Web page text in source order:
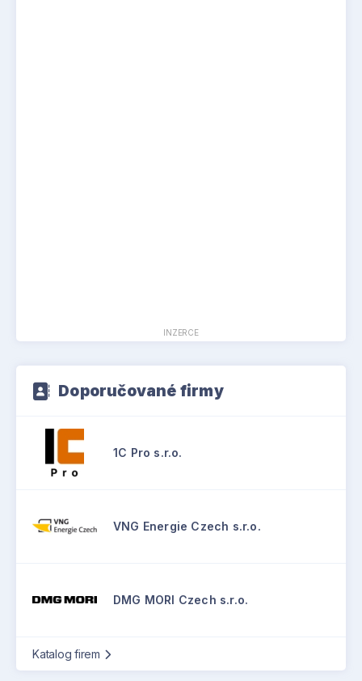
INZERCE
Doporučované firmy
1C Pro s.r.o.
VNG Energie Czech s.r.o.
DMG MORI Czech s.r.o.
Katalog firem